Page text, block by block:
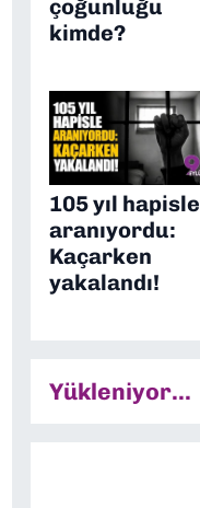
çoğunluğu
kimde?
105 yıl hapisle
aranıyordu:
Kaçarken
yakalandı!
Yükleniyor...